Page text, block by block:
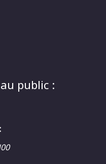
public :